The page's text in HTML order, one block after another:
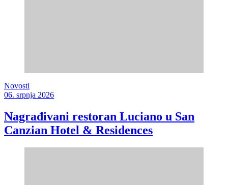
Novosti
06. srpnja 2026
Nagrađivani restoran Luciano u San
Canzian Hotel & Residences